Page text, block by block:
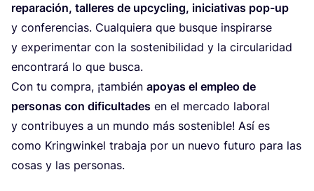
repa­ra­ción, talle­res de upcy­cling, ini­cia­ti­vas pop-up
y con­fe­ren­cias. Cual­quie­ra que bus­que ins­pi­rar­se
y expe­ri­men­tar con la sos­te­ni­bi­li­dad y la cir­cu­la­ri­dad
encon­tra­rá lo que busca.
Con tu com­pra, ¡tam­bién apo­yas el empleo de
per­so­nas con difi­cul­ta­des en el mer­ca­do labo­ral
y con­tri­bu­yes a un mun­do más sos­te­ni­ble! Así es
como Kring­win­kel tra­ba­ja por un nue­vo futu­ro para las
cosas y las personas.